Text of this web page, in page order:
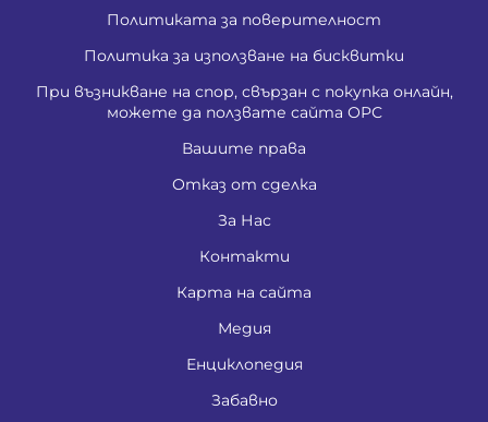
Политиката за поверителност
Политика за използване на бисквитки
При възникване на спор, свързан с покупка онлайн,
можете да ползвате сайта ОРС
Вашите права
Отказ от сделка
За Нас
Контакти
Карта на сайта
Медия
Енциклопедия
Забавно